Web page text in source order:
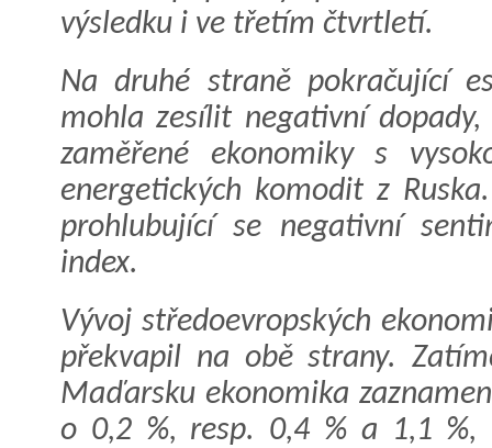
výsledku i ve třetím čtvrtletí.
Na druhé straně pokračující
mohla zesílit negativní
zaměřené ekonomiky s
energetických komodit z
prohlubující se negativní
index.
Vývoj středoevropských
překvapil na obě strany.
Maďarsku ekonomika
o 0,2 %, resp. 0,4 % a 1,1